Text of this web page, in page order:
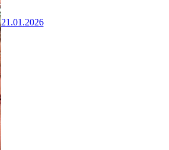
21.01.2026